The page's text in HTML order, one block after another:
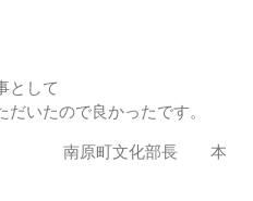
として
いたので良かったです。
部長 本